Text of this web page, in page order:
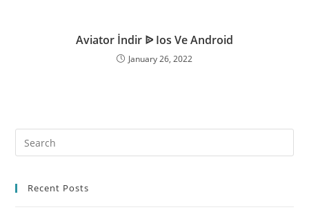
Aviator İndir ᐉ Ios Ve Android
January 26, 2022
Recent Posts